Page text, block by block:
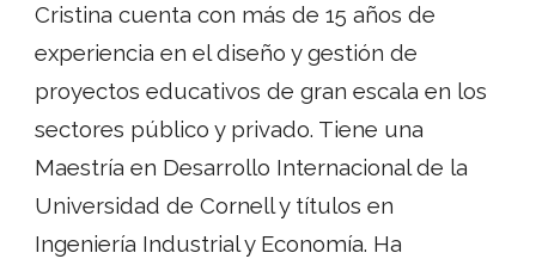
Cristina cuenta con más de 15 años de
experiencia en el diseño y gestión de
proyectoseducativosde gran escala en los
sectores público y privado. Tiene una
Maestría en Desarrollo Internacional de la
Universidad de Cornell y títulos en
Ingeniería Industrial y Economía. Ha